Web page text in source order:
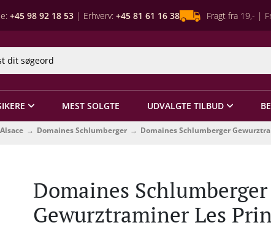
+45 98 92 18 53 | Erhverv: +45 81 61 16 38 Fragt fra 19,- |
MEST SOLGTE UDVALGTE TILBUD
Alsace Domaines Schlumberger Domaines Schlumberger
Domaines Schlumberger
Gewurztraminer Les